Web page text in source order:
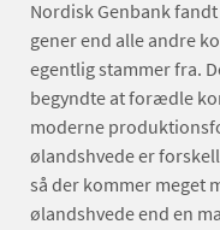
Nordisk Genbank
gener end alle andre
egentlig stammer fra.
begyndte at forædle
moderne
ølandshvede er
så der kommer meget
ølandshvede end en